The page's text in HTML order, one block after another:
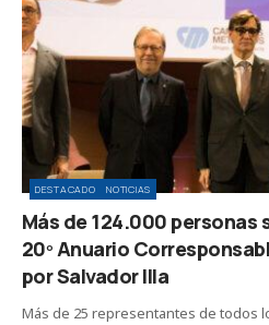
DESTACADO NOTICIAS
Más de 124.000 personas
20º Anuario
por Salvador Illa
Más de 25 representantes de todos